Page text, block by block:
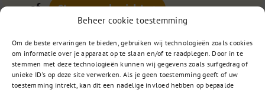
Beheer cookie toestemming
Om de beste ervaringen te bieden, gebruiken wij technologieën zoals cookies
om informatie over je apparaat op te slaan en/of te raadplegen. Door in te
stemmen met deze technologieën kunnen wij gegevens zoals surfgedrag of
unieke ID's op deze site verwerken. Als je geen toestemming geeft of uw
toestemming intrekt, kan dit een nadelige invloed hebben op bepaalde
of Stuur een bericht